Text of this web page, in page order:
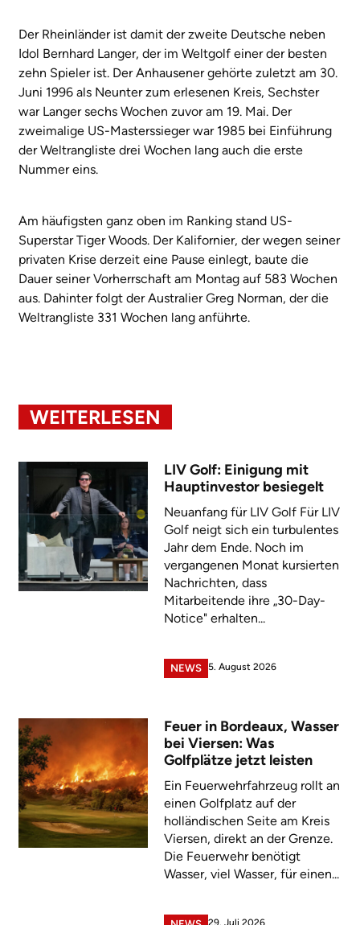
Der Rheinländer ist damit der zweite Deutsche neben
Idol Bernhard Langer, der im Weltgolf einer der besten
zehn Spieler ist. Der Anhausener gehörte zuletzt am 30.
Juni 1996 als Neunter zum erlesenen Kreis, Sechster
war Langer sechs Wochen zuvor am 19. Mai. Der
zweimalige US-Masterssieger war 1985 bei Einführung
der Weltrangliste drei Wochen lang auch die erste
Nummer eins.
Am häufigsten ganz oben im Ranking stand US-
Superstar Tiger Woods. Der Kalifornier, der wegen seiner
privaten Krise derzeit eine Pause einlegt, baute die
Dauer seiner Vorherrschaft am Montag auf 583 Wochen
aus. Dahinter folgt der Australier Greg Norman, der die
Weltrangliste 331 Wochen lang anführte.
WEITERLESEN
LIV Golf: Einigung mit
Hauptinvestor besiegelt
Neuanfang für LIV Golf Für LIV
Golf neigt sich ein turbulentes
Jahr dem Ende. Noch im
vergangenen Monat kursierten
Nachrichten, dass
Mitarbeitende ihre „30-Day-
Notice" erhalten...
NEWS 5. August 2026
Feuer in Bordeaux, Wasser
bei Viersen: Was
Golfplätze jetzt leisten
Ein Feuerwehrfahrzeug rollt an
einen Golfplatz auf der
holländischen Seite am Kreis
Viersen, direkt an der Grenze.
Die Feuerwehr benötigt
Wasser, viel Wasser, für einen...